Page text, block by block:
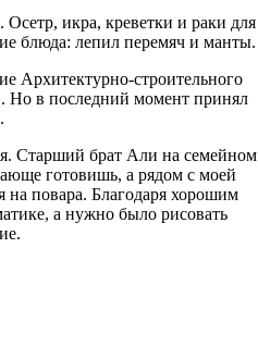
. Осетр, икра, креветки и раки для
блюда: лепил перемяч и манты.
Архитектурно-строительного
Но в последний момент принял
Старший брат Али на семейном
готовишь, а рядом с моей
на повара. Благодаря хорошим
а нужно было рисовать